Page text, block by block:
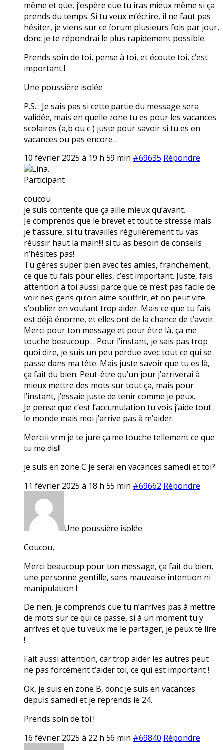
même et que, j’espère que tu iras mieux même si ça
prends du temps. Si tu veux m’écrire, il ne faut pas
hésiter, je viens sur ce forum plusieurs fois par jour,
donc je te répondrai le plus rapidement possible.
Prends soin de toi, pense à toi, et écoute toi, c’est
important !
Une poussière isolée
P.S. : Je sais pas si cette partie du message sera
validée, mais en quelle zone tu es pour les vacances
scolaires (a,b ou c ) juste pour savoir si tu es en
vacances ou pas encore…
10 février 2025 à 19 h 59 min #69635 Répondre
Lina.
Participant
coucou
je suis contente que ça aille mieux qu’avant.
Je comprends que le brevet et tout te stresse mais
je t’assure, si tu travailles régulièrement tu vas
réussir haut la main!!! si tu as besoin de conseils
n’hésites pas!
Tu gères super bien avec tes amies, franchement,
ce que tu fais pour elles, c’est important. Juste, fais
attention à toi aussi parce que ce n’est pas facile de
voir des gens qu’on aime souffrir, et on peut vite
s’oublier en voulant trop aider. Mais ce que tu fais
est déjà énorme, et elles ont de la chance de t’avoir.
Merci pour ton message et pour être là, ça me
touche beaucoup… Pour l’instant, je sais pas trop
quoi dire, je suis un peu perdue avec tout ce qui se
passe dans ma tête. Mais juste savoir que tu es là,
ça fait du bien. Peut-être qu’un jour j’arriverai à
mieux mettre des mots sur tout ça, mais pour
l’instant, j’essaie juste de tenir comme je peux.
Je pense que c’est l’accumulation tu vois j’aide tout
le monde mais moi j’arrive pas à m’aider.
Merciii vrm je te jure ça me touche tellement ce que
tu me dis!!
je suis en zone C je serai en vacances samedi et toi?
11 février 2025 à 18 h 55 min #69662 Répondre
Une poussière isolée
Coucou,
Merci beaucoup pour ton message, ça fait du bien,
une personne gentille, sans mauvaise intention ni
manipulation !
De rien, je comprends que tu n’arrives pas à mettre
de mots sur ce qui ce passe, si à un moment tu y
arrives et que tu veux me le partager, je peux te lire
!
Fait aussi attention, car trop aider les autres peut
ne pas forcément t’aider toi, ce qui est important !
Ok, je suis en zone B, donc je suis en vacances
depuis samedi et je reprends le 24.
Prends soin de toi !
16 février 2025 à 22 h 56 min #69840 Répondre